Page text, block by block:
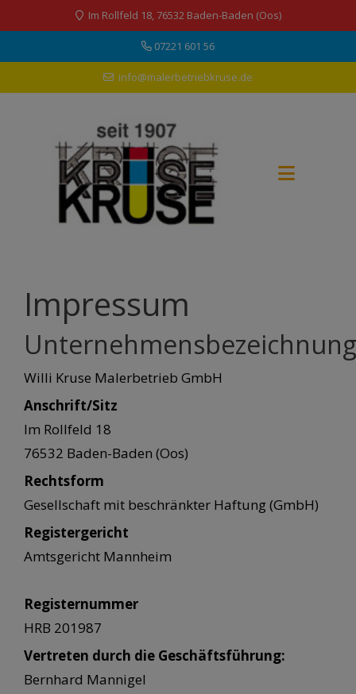
Im Rollfeld 18, 76532 Baden-Baden (Oos)
07221 601 56
info@malerbetriebkruse.de
Impressum
Unternehmensbezeichnung
Willi Kruse Malerbetrieb GmbH
Anschrift/Sitz
Im Rollfeld 18
76532 Baden-Baden (Oos)
Rechtsform
Gesellschaft mit beschränkter Haftung (GmbH)
Registergericht
Amtsgericht Mannheim
Registernummer
HRB 201987
Vertreten durch die Geschäftsführung:
Bernhard Mannigel